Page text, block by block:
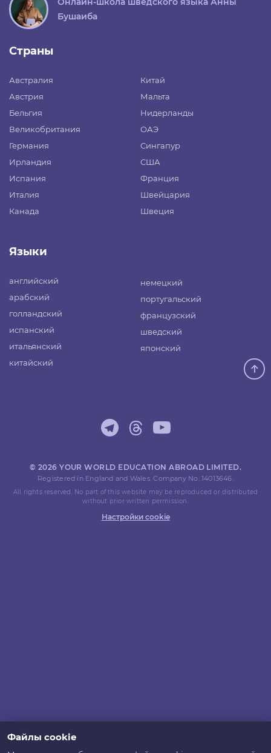
Бушаиба
Страны
Австралия
Австрия
Бельгия
Великобритания
Германия
Ирландия
Испания
Италия
Канада
Китай
Мальта
Нидерланды
ОАЭ
Сингапур
США
Франция
Швейцария
Швеция
Языки
английский
арабский
голландский
испанский
итальянский
китайский
немецкий
португальский
французский
шведский
японский
© 2026 YOUR WORLD EDUCATION ABROAD LIMITED.
Registered in England and Wales. Company No. 14013646.
All rights reserved. No part of this website may be reproduced or distributed
without prior written permission.
Настройки cookie
Файлы cookie